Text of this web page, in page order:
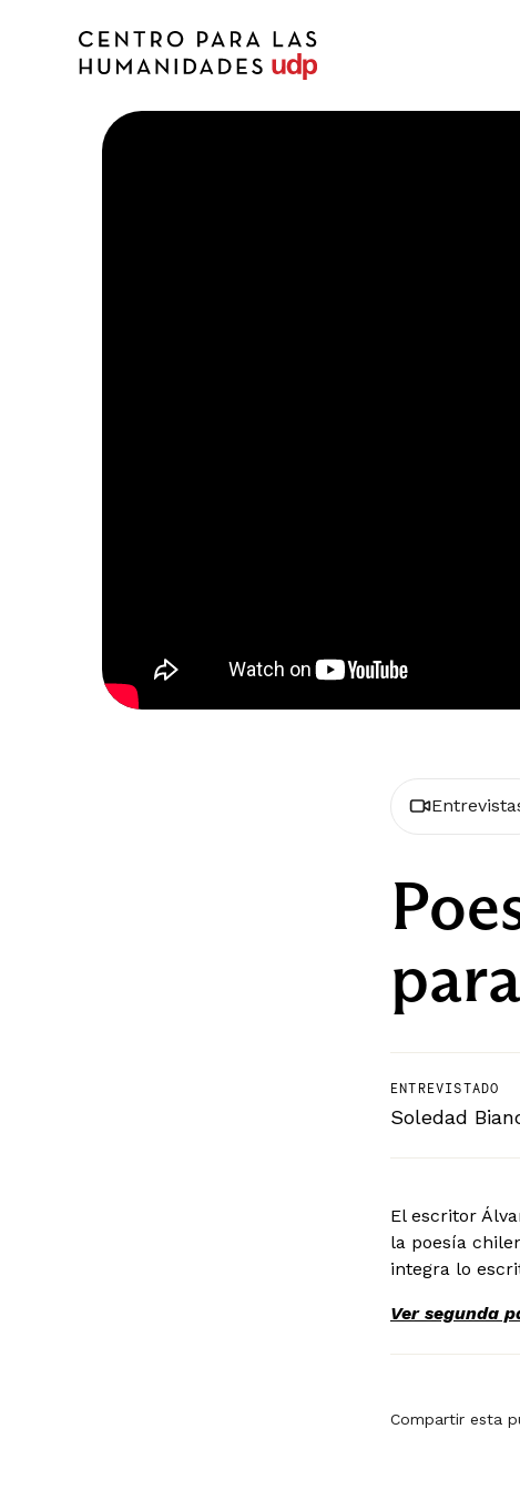
ENTREVISTADO
Soledad
El escritor
la poesía
integra lo
Ver segunda
Compartir esta